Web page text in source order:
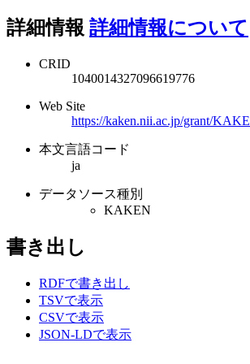
詳細情報 詳細情報について
CRID
1040014327096619776
Web Site
https://kaken.nii.ac.jp/grant/
本文言語コード
ja
データソース種別
KAKEN
書き出し
RDFで書き出し
TSVで表示
CSVで表示
JSON-LDで表示